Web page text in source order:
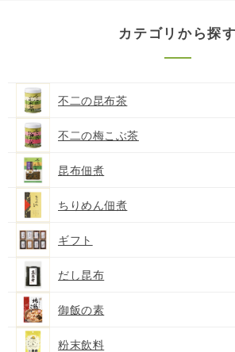
カテゴリから探す
不二の昆布茶
不二の梅こぶ茶
昆布佃煮
ちりめん佃煮
ギフト
だし昆布
御飯の素
粉末飲料